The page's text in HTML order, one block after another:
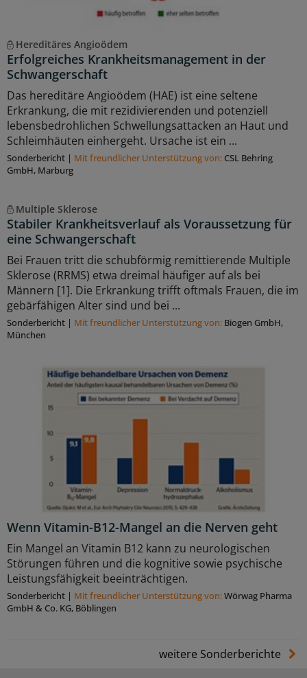
Hereditäres Angioödem
Erfolgreiches Krankheitsmanagement in der
Schwangerschaft
Das hereditäre Angioödem (HAE) ist eine seltene
Erkrankung, die mit rezidivierenden und potenziell
lebensbedrohlichen Schwellungsattacken an Haut und
Schleimhäuten einhergeht. Ursache ist ein ...
Sonderbericht | Mit freundlicher Unterstützung von: CSL Behring
GmbH, Marburg
Multiple Sklerose
Stabiler Krankheitsverlauf als Voraussetzung für
eine Schwangerschaft
Bei Frauen tritt die schubförmig remittierende Multiple
Sklerose (RRMS) etwa dreimal häufiger auf als bei
Männern [1]. Die Erkrankung trifft oftmals Frauen, die im
gebärfähigen Alter sind und bei ...
Sonderbericht | Mit freundlicher Unterstützung von: Biogen GmbH,
München
Wenn Vitamin-B12-Mangel an die Nerven geht
Ein Mangel an Vitamin B12 kann zu neurologischen
Störungen führen und die kognitive sowie psychische
Leistungsfähigkeit beeinträchtigen.
Sonderbericht | Mit freundlicher Unterstützung von:Wörwag Pharma
GmbH & Co. KG, Böblingen
weitere Sonderberichte